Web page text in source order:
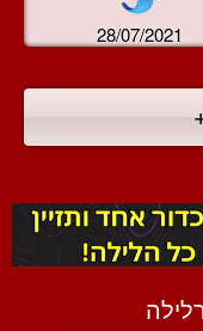
28/07/2021